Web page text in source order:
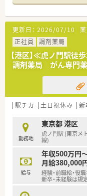
≪数字でみる同
■大学病院・総合
63％
■全国の大学病院
■従業員の男女比
■育休からの復
■在宅医療の実
■かかりつけ薬
≪企業の特徴≫
■大学病院や総合
店舗以上の調剤薬
■最先端の知識を
同社がより力を
康サポートに対す
各分野に合わせ
師が成長できる環
また、学び、得た
取得に繋げた際
更新日： 2026/07/10
正社員
調剤薬局
【港区】≪虎ノ門駅徒
調剤薬局 がん専門薬
駅チカ 土日祝休み 新
勤務地
東京都 港区
虎ノ門駅 (東京メ
線)
給与
年収500万円
月給380,000
経験・前職給・役
新卒・未経験は規